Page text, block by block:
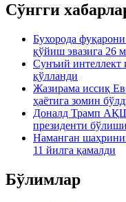
Сўнгги
Бухорода
қўйиш эвазига 26
Сунъий интеллект
қўлланди
Жазирама иссиқ
ҳаётига зомин
Доналд Трамп
президенти
Наманган
11 йилга қамалди
Бўлимлар